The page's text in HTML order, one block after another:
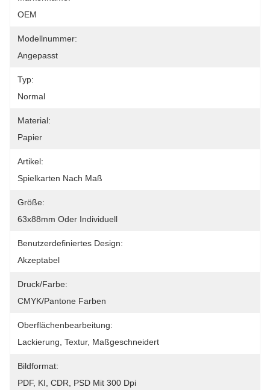
OEM
Modellnummer:
Angepasst
Typ:
Normal
Material:
Papier
Artikel:
Spielkarten Nach Maß
Größe:
63x88mm Oder Individuell
Benutzerdefiniertes Design:
Akzeptabel
Druck/Farbe:
CMYK/Pantone Farben
Oberflächenbearbeitung:
Lackierung, Textur, Maßgeschneidert
Bildformat:
PDF, KI, CDR, PSD Mit 300 Dpi